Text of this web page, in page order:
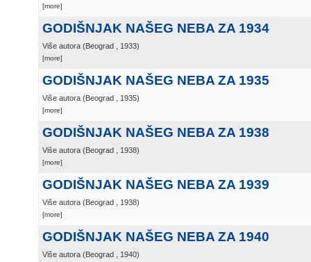
[more]
GODIŠNJAK NAŠEG NEBA ZA 1934
Više autora (Beograd , 1933)
[more]
GODIŠNJAK NAŠEG NEBA ZA 1935
Više autora (Beograd , 1935)
[more]
GODIŠNJAK NAŠEG NEBA ZA 1938
Više autora (Beograd , 1938)
[more]
GODIŠNJAK NAŠEG NEBA ZA 1939
Više autora (Beograd , 1938)
[more]
GODIŠNJAK NAŠEG NEBA ZA 1940
Više autora (Beograd , 1940)